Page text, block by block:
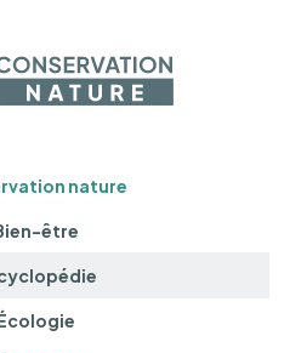
nature
être